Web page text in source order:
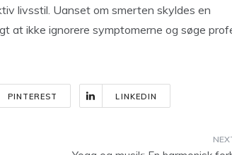
livsstil. Uanset om smerten skyldes en
at ikke ignorere symptomerne og søge
PINTEREST LINKEDIN